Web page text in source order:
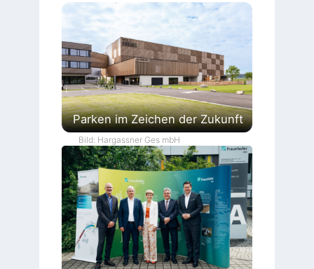
Parken im Zeichen der Zukunft
Bild: Hargassner Ges mbH